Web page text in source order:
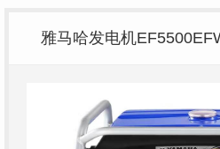
雅马哈发电机